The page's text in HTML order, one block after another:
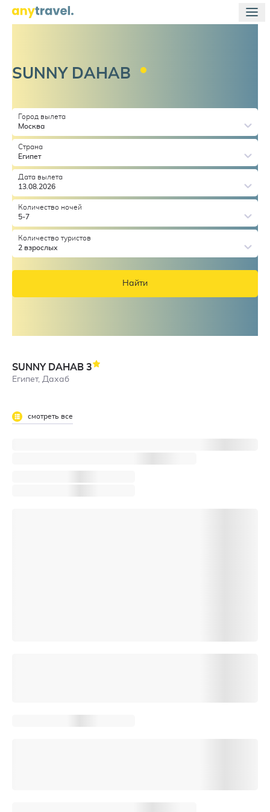
SUNNY DAHAB
Город вылета
Москва
Страна
Египет
Дата вылета
13.08.2026
Количество ночей
5-7
Количество туристов
2 взрослых
Найти
SUNNY DAHAB 3
Египет, Дахаб
смотреть все